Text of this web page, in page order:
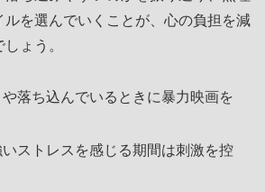
ルを選んでいくことが、心の負担を減
ょう。
落ち込んでいるときに暴力映画を
ストレスを感じる期間は刺激を控